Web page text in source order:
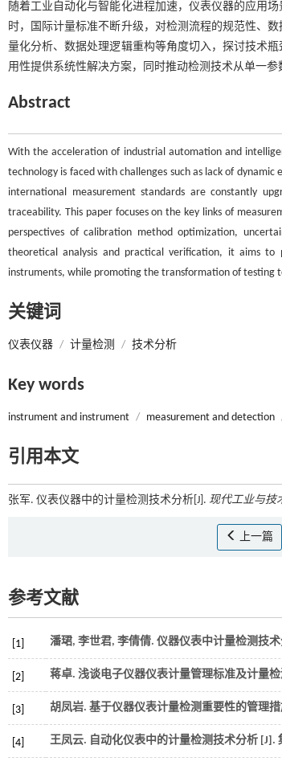
随着工业自动化与智能化进程加速，仪表仪器的应用
时，国际计量标准不断升级，对检测流程的规范性、
量化分析、数据处理逻辑重构等角度切入，探讨技术
用性提供系统性解决方案，同时推动检测技术从单一参
Abstract
With the acceleration of industrial automation and
technology is faced with challenges such as lack of
international measurement standards are constantly
traceability. This paper focuses on the key links of
perspectives of calibration method optimization,
theoretical analysis and practical verification, it aims to
instruments, while promoting the transformation of testing
关键词
仪表仪器 / 计量检测 / 技术分析
Key words
instrument and instrument / measurement and detection
引用本文
张军. 仪表仪器中的计量检测技术分析[J]. 现代工业与技
上一篇
参考文献
[1] 潘珺, 李世君, 李倩倩. 仪器仪表中计量检测技
[2] 蒋卓. 浅谈电子仪器仪表计量管理标准及计量
[3] 胡凤岩. 基于仪器仪表计量检测重要性的管理措
[4] 王凤云. 自动化仪表中的计量检测技术分析 [J].